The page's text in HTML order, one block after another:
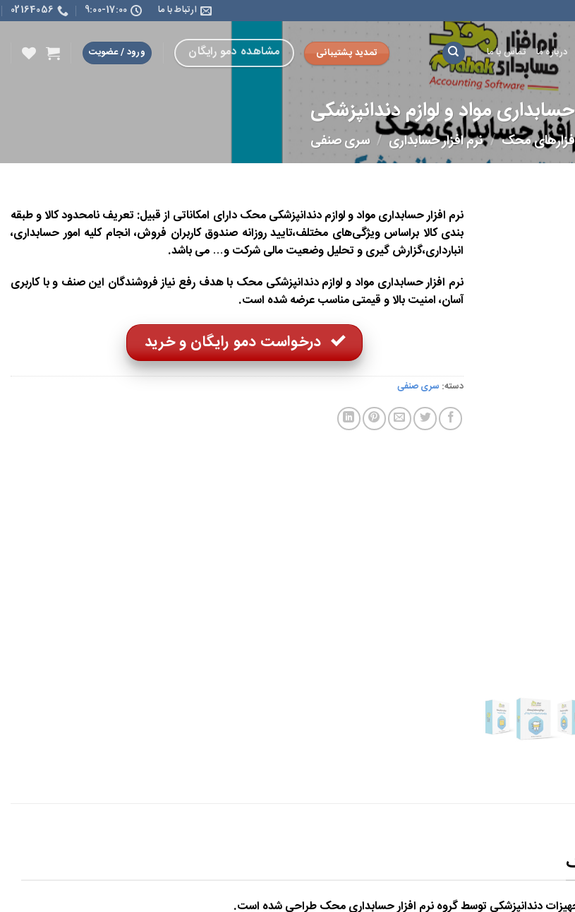
ارتباط با ما 9:00-17:00
02164056
درباره ما تماس با ما تمدید پشتیبانی مشاهده دمو رایگان ورود / عضویت
حسابداری مواد و لوازم دندانپزشکی
محک / نرم افزار حسابداری / سری صنفی
نرم افزار حسابداری مواد و لوازم دندانپزشکی محکدارای امکاناتی از قبیل: تعریف نامحدود کالا و طبقه
بندی کالا براساس ویژگی‌های مختلف،تایید روزانه صندوق کاربران فروش، انجام کلیه امور حسابداری،
انبارداری،گزارش گیری و تحلیل وضعیت مالی شرکت و… می باشد.
نرم افزار حسابداری مواد و لوازم دندانپزشکی محک با هدف رفع نیاز فروشندگان این صنف و با کاربری
آسان، امنیت بالا و قیمتی مناسب عرضه شده است.
درخواست دمو رایگان و خرید
دسته: سری صنفی
دندانپزشکی توسط گروه نرم افزار حسابداری محک طراحی شده است.